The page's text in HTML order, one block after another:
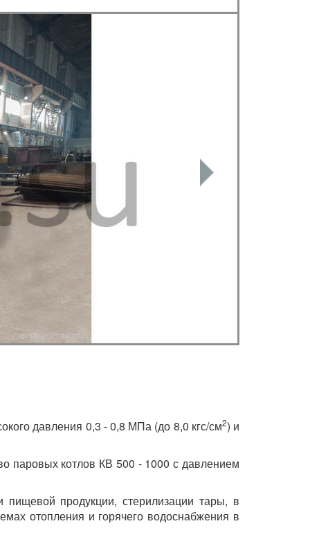
давления 0,3 - 0,8 МПа (до 8,0 кгс/см2) и
паровых котлов КВ 500 - 1000 с давлением
продукции, стерилизации тары, в
отопления и горячего водоснабжения в